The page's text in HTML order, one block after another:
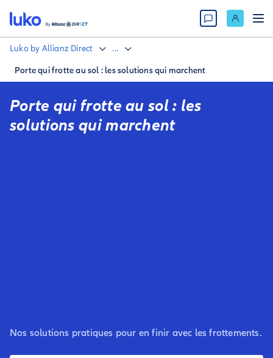
Luko by Allianz Direct ...
Porte qui frotte au sol : les solutions qui marchent
Porte qui frotte au sol : les
solutions qui marchent
Nos solutions pratiques pour en finir avec les frottements.